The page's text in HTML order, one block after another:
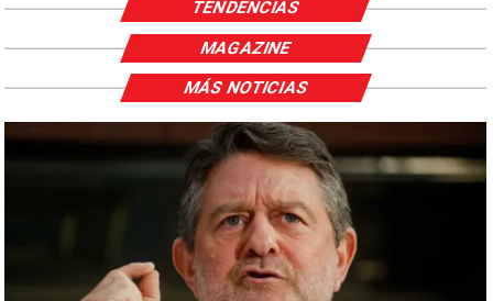
TENDENCIAS
MAGAZINE
MÁS NOTICIAS